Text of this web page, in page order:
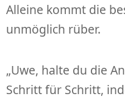
Alleine kommt die
unmöglich rüber.
„Uwe, halte du die
Schritt für Schritt,